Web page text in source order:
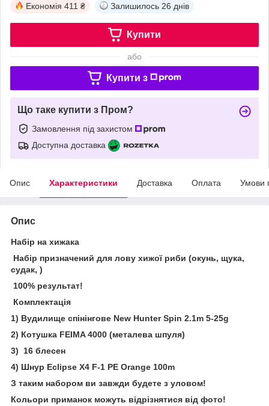
Економія 411 ₴ Залишилось 26 днів
Купити
або
Купити з
Що таке купити з Пром?
Замовлення під захистом
Доступна доставка
Опис Характеристики Доставка Оплата Умови
Опис
Набір на хижака
Набір призначений для лову хижої риби (окунь, щука,
судак, )
100% результат!
Комплектація
1) Вудилище спінінгове New Hunter Spin 2.1m 5-25g
2) Котушка FEIMA 4000 (металева шпуля)
3) 16 блесен
4) Шнур Eclipse X4 F-1 PE Orange 100m
З таким набором ви завжди будете з уловом!
Кольори приманок можуть відрізнятися від фото!